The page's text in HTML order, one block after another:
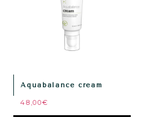
Aquabalance cream
48,00€